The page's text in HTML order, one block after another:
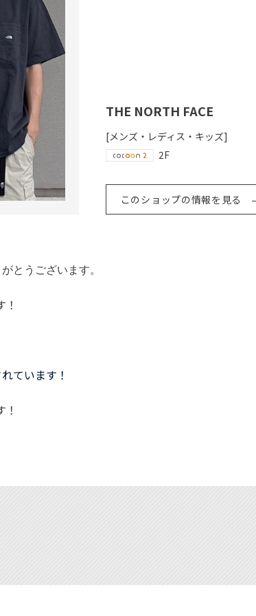
THE NORTH FACE
[メンズ・レディス・キッズ]
2F
このショップの情報を見る
とうございます。
ています！